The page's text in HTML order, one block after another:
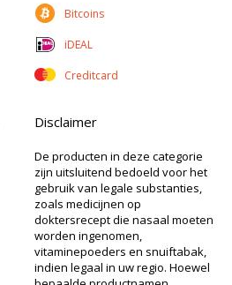
Bitcoins
iDEAL
Creditcard
Disclaimer
De producten in deze categorie
zijn uitsluitend bedoeld voor het
gebruik van legale substanties,
zoals medicijnen op
doktersrecept die nasaal moeten
worden ingenomen,
vitaminepoeders en snuiftabak,
indien legaal in uw regio. Hoewel